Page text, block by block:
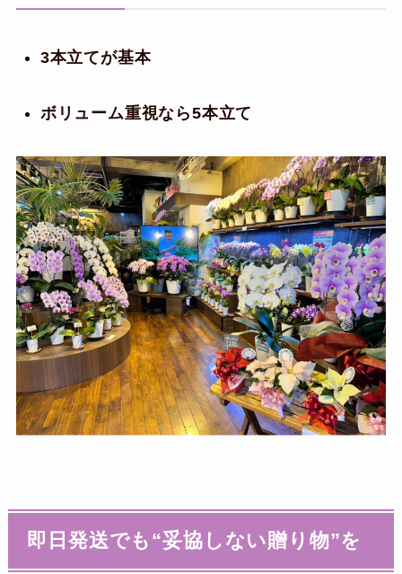
3本立てが基本
ボリューム重視なら5本立て
即日発送でも“妥協しない贈り物”を